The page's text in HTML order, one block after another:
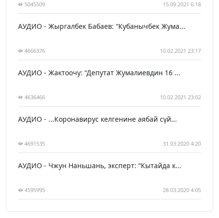
5045509 15.09.2021 6:18
АУДИО - Жыргалбек Бабаев: “Кубанычбек Жума...
4666376 10.02.2021 23:17
АУДИО - Жактоочу: “Депутат Жумалиевдин 16 ...
4636466 10.02.2021 23:02
АУДИО - ...Коронавирус келгенине аябай сүй...
4691535 31.03.2020 4:20
АУДИО - Чжун Наньшань, эксперт: “Кытайда к...
4595995 28.03.2020 4:05